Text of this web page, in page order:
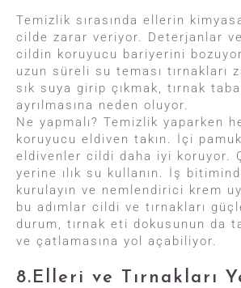
Temizlik sırasında ellerin
cilde zarar veriyor. Deterjanlar ve
cildin koruyucu bariyerini
uzun süreli su teması tırnakları
sık suya girip çıkmak, tırnak
ayrılmasına neden oluyor.
Ne yapmalı? Temizlik yaparken
koruyucu eldiven takın. İçi
eldivenler cildi daha iyi koruyor.
yerine ılık su kullanın. İş
kurulayın ve nemlendirici krem
bu adımlar cildi ve tırnakları
durum, tırnak eti dokusunun da
ve çatlamasına yol açabiliyor.
8.Elleri ve Tırnakları